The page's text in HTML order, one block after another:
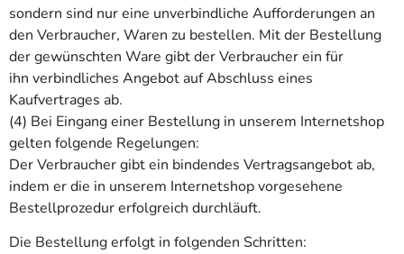
sondern sind nur eine unverbindliche Aufforderungen an
den Verbraucher, Waren zu bestellen. Mit der Bestellung
der gewünschten Ware gibt der Verbraucher ein für
ihn verbindliches Angebot auf Abschluss eines
Kaufvertrages ab.
(4) Bei Eingang einer Bestellung in unserem Internetshop
gelten folgende Regelungen:
Der Verbraucher gibt ein bindendes Vertragsangebot ab,
indem er die in unserem Internetshop vorgesehene
Bestellprozedur erfolgreich durchläuft.
Die Bestellung erfolgt in folgenden Schritten: